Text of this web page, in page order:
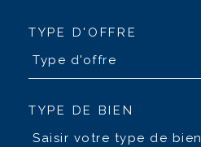
TYPE D'OFFRE
Type d'offre
TYPE DE BIEN
Saisir votre type de bien